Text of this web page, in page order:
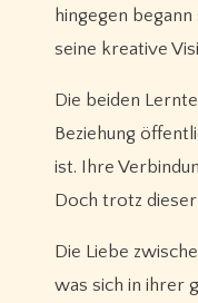
hingegen
seine kreative
Die beiden
Beziehung
ist. Ihre
Doch trotz
Die Liebe
was sich in ihrer